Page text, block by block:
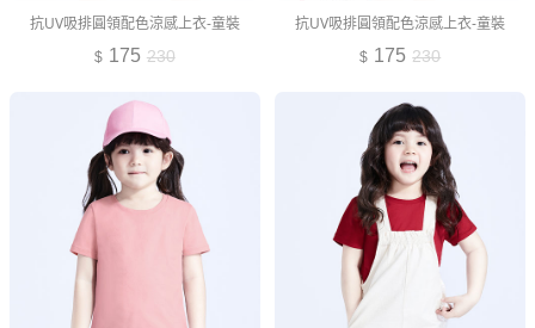
抗UV吸排圓領配色涼感上衣-童裝
175 230
抗UV吸排圓領配色涼感上衣-童裝
175 230